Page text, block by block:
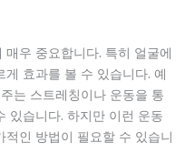
우 중요합니다. 특히 얼굴에
효과를 볼 수 있습니다. 예
는 스트레칭이나 운동을 통
있습니다. 하지만 이런 운동
인 방법이 필요할 수 있습니